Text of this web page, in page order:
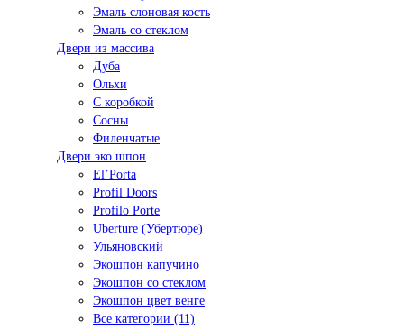
Эмаль слоновая кость
Эмаль со стеклом
Двери из массива
Дуба
Ольхи
С коробкой
Сосны
Филенчатые
Двери эко шпон
El’Porta
Profil Doors
Profilo Porte
Uberture (Убертюре)
Ульяновский
Экошпон капучино
Экошпон со стеклом
Экошпон цвет венге
Все категории (11)